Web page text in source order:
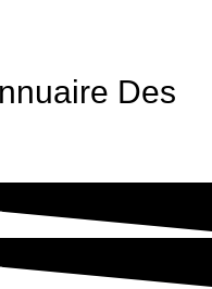
Des